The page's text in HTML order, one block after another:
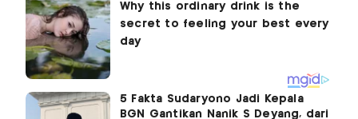
5 Fakta Sudaryono Jadi Kepala
BGN Gantikan Nanik S Deyang, dari